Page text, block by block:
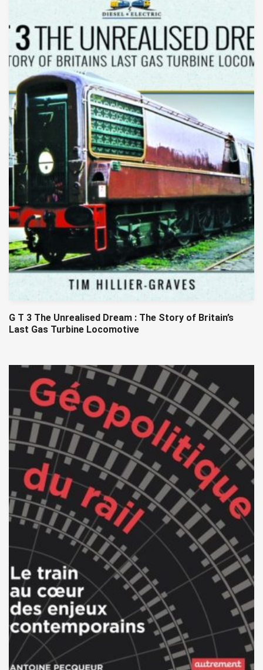
G T 3 The Unrealised Dream : The Story of Britain’s
Last Gas Turbine Locomotive